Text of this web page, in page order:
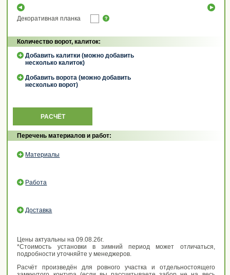
Декоративная планка
Количество ворот, калиток:
Добавить калитки (можно добавить
несколько калиток)
Добавить ворота (можно добавить
несколько ворот)
РАСЧЁТ
Перечень материалов и работ:
Материалы
Работа
Доставка
Цены актуальны на 09.08.26г.
*Стоимость установки в зимний период может отличаться,
подробности уточняйте у менеджеров.
Расчёт произведён для ровного участка и отдельностоящего